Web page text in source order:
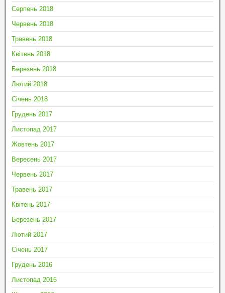
Серпень 2018
Червень 2018
Травень 2018
Квітень 2018
Березень 2018
Лютий 2018
Січень 2018
Грудень 2017
Листопад 2017
Жовтень 2017
Вересень 2017
Червень 2017
Травень 2017
Квітень 2017
Березень 2017
Лютий 2017
Січень 2017
Грудень 2016
Листопад 2016